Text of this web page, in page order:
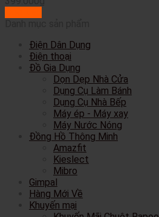
Điện Dân Dụng
Điện thoại
Đồ Gia Dụng
Dọn Dẹp Nhà Cửa
Dụng Cụ Làm Bánh
Dụng Cụ Nhà Bếp
Máy ép - Máy xay
Máy Nước Nóng
Đồng Hồ Thông Minh
Amazfit
Kieslect
Mibro
Gimpal
Hàng Mới Về
Khuyến mại